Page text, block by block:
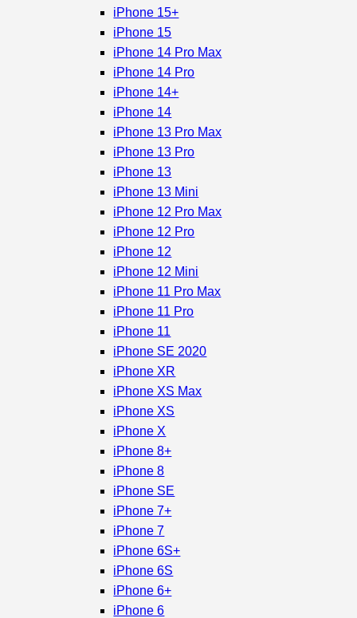
iPhone 15+
iPhone 15
iPhone 14 Pro Max
iPhone 14 Pro
iPhone 14+
iPhone 14
iPhone 13 Pro Max
iPhone 13 Pro
iPhone 13
iPhone 13 Mini
iPhone 12 Pro Max
iPhone 12 Pro
iPhone 12
iPhone 12 Mini
iPhone 11 Pro Max
iPhone 11 Pro
iPhone 11
iPhone SE 2020
iPhone XR
iPhone XS Max
iPhone XS
iPhone X
iPhone 8+
iPhone 8
iPhone SE
iPhone 7+
iPhone 7
iPhone 6S+
iPhone 6S
iPhone 6+
iPhone 6